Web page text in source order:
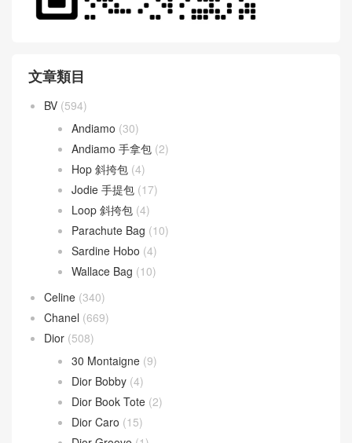
文章類目
(594)
Andiamo(30)
Andiamo 手拿包
Hop 斜挎包
Jodie 手提包
Loop 斜挎包
(4)
Parachute Bag
Sardine Hobo (4)
Wallace Bag (10)